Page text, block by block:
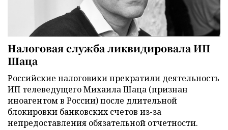
Налоговая служба ликвидировала ИП
Шаца
Российские налоговики прекратили деятельность
ИП телеведущего Михаила Шаца (признан
иноагентом в России) после длительной
блокировки банковских счетов из-за
непредоставления обязательной отчетности.